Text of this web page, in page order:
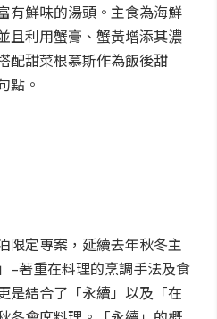
有鮮味的湯頭。主食為海鮮
且利用蟹膏、蟹黃增添其濃
配甜菜根慕斯作為飯後甜
點。
限定專案，延續去年秋冬主
–著重在料理的烹調手法及食
是結合了「永續」以及「在